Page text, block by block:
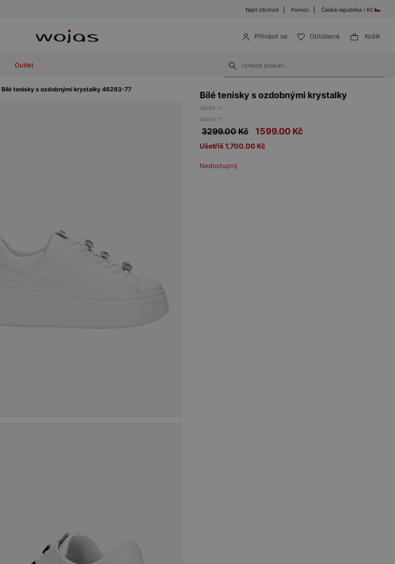
Najít obchod Pomoc Česká republika / Kč
Přihlásit se Obľúbené Košík
Outlet
Bílé tenisky s ozdobnými krystalky 46283-77
Bílé tenisky s ozdobnými krystalky
46283-77
46283-77
3299.00 Kč 1599.00 Kč
Ušetříš 1,700.00 Kč
Nedostupný